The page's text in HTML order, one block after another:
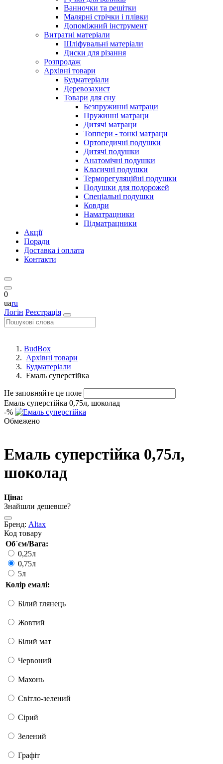
Ванночки та решітки
Малярні стрічки і плівки
Допоміжний інструмент
Витратні матеріали
Шліфувальні матеріали
Диски для різання
Розпродаж
Архівні товари
Будматеріали
Деревозахист
Товари для сну
Безпружинні матраци
Пружинні матраци
Дитячі матраци
Топпери - тонкі матраци
Ортопедичні подушки
Дитячі подушки
Анатомічні подушки
Класичні подушки
Терморегуляційні подушки
Подушки для подорожей
Спеціальні подушки
Ковдри
Наматрацники
Підматрацники
Акції
Поради
Доставка і оплата
Контакти
0
uaru
Логін Реєстрація
BudBox
Архівні товари
Будматеріали
Емаль суперстійка
Не заповняйте це поле
Емаль суперстійка 0,75л, шоколад
-%
Обмежено
Емаль суперстійка 0,75л,
шоколад
Ціна:
Знайшли дешевше?
Бренд: Altax
Код товару
Об`єм/Вага:
0,25л
0,75л
5л
Колір емалі:
Білий глянець
Жовтий
Білий мат
Червоний
Махонь
Світло-зелений
Сірий
Зелений
Графіт